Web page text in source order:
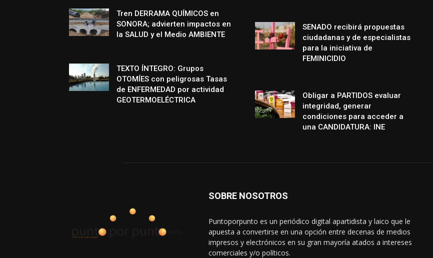
Tren DERRAMA QUÍMICOS en
SONORA; advierten impactos en
la SALUD y el Medio AMBIENTE
TEXTO ÍNTEGRO: Grupos
OTOMÍES con peligrosas Tasas
de ENFERMEDAD por actividad
GEOTERMOELÉCTRICA
SENADO recibirá propuestas
ciudadanas y de especialistas
para la iniciativa de
FEMINICIDIO
Obligar a PARTIDOS evaluar
integridad, generar
condiciones para acceder a
una CANDIDATURA: INE
SOBRE NOSOTROS
Puntoporpunto es un periódico digital apartidista y laico que le
apuesta a convertirse en una opción entre decenas de medios
impresos y electrónicos en su gran mayoría atados a intereses
comerciales y/o políticos.